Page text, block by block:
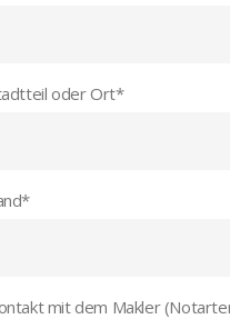
oder Ort*
*
mit dem Makler